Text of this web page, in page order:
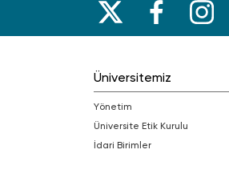
Üniversitemiz
Yönetim
Üniversite Etik Kurulu
İdari Birimler